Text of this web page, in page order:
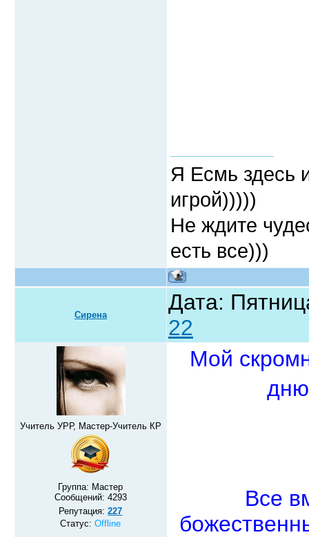
Я Есмь здесь
игрой)))))
Не ждите
есть все)))
Сирена
Дата:
22
Учитель УРР, Мастер-Учитель КР
Группа: Мастер
Сообщений: 4293
Репутация:227
Статус:Offline
Мой
Все